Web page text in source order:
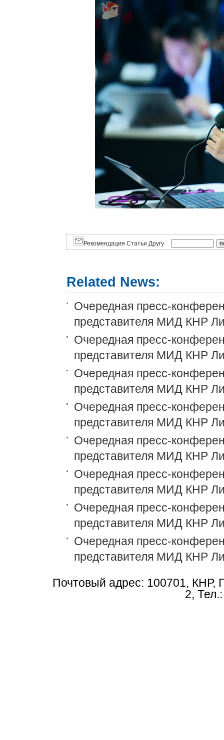
Рекомендация Статьи Другу
Related News:
Очередная пресс-
представителя МИД КНР
Очередная пресс-
представителя МИД КНР
Очередная пресс-
представителя МИД КНР
Очередная пресс-
представителя МИД КНР
Очередная пресс-
представителя МИД КНР
Очередная пресс-
представителя МИД КНР
Очередная пресс-
представителя МИД КНР
Очередная пресс-
представителя МИД КНР
Почтовый адрес: 100701, КНР,
2,